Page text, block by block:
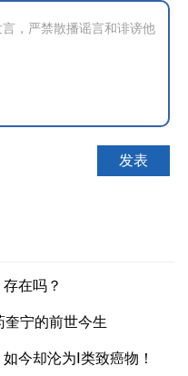
在吗？
奎宁的前世今生
今却沦为Ⅰ类致癌物！